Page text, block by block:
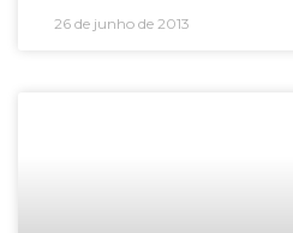
26 de junho de 2013